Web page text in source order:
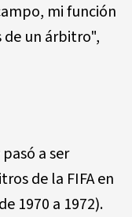
mi función
de un árbitro",
a ser
de la FIFA en
1970 a 1972).